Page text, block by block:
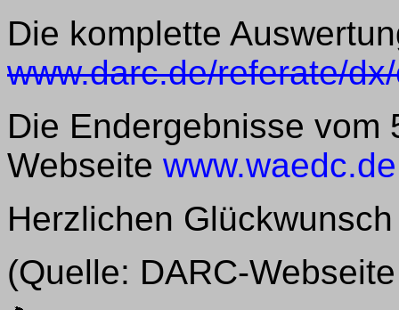
Die komplette
www.darc.de/referate/
Die Endergebnisse vom
Webseite www.waedc.de
Herzlichen
(Quelle: DARC-